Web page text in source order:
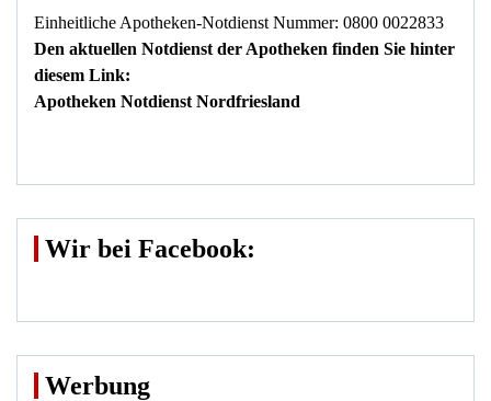
Einheitliche Apotheken-Notdienst Nummer: 0800 0022833
Den aktuellen Notdienst der Apotheken finden Sie hinter
diesem Link:
Apotheken Notdienst Nordfriesland
Wir bei Facebook:
Werbung